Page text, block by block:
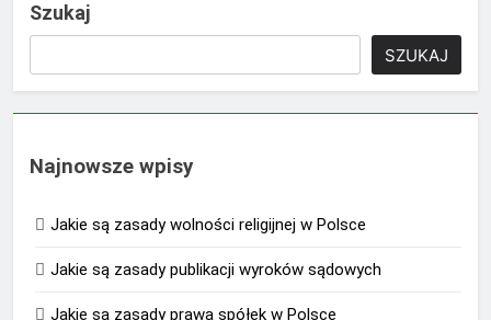
Szukaj
SZUKAJ
Najnowsze wpisy
Jakie są zasady wolności religijnej w Polsce
Jakie są zasady publikacji wyroków sądowych
Jakie są zasady prawa spółek w Polsce